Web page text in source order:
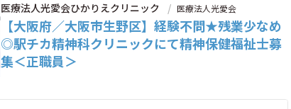
医療法人光愛会ひかりえクリニック 医療法人光愛会
【大阪府／大阪市生野区】経験不問★残業少なめ
◎駅チカ精神科クリニックにて精神保健福祉士募
集＜正職員＞